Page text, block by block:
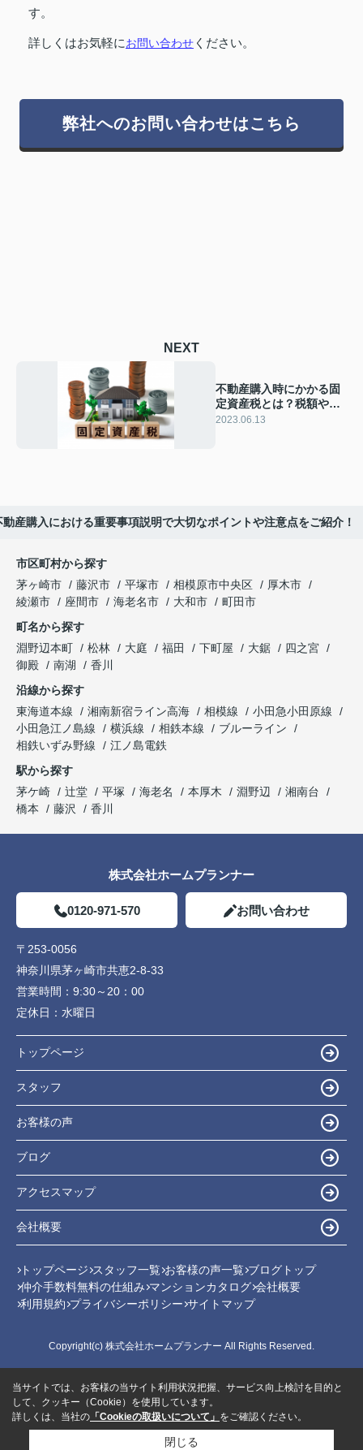
す。
詳しくはお気軽にお問い合わせ ください。
弊社へのお問い合わせはこちら
NEXT
不動産購入時にかかる固
定資産税とは？税額や支
払い時期を解説！
2023.06.13
動産購入における重要事項説明で大切なポイントや注意点をご紹介！
市区町村から探す
茅ヶ崎市
藤沢市 平塚市 相模原市中央区
厚木市
綾瀬市
座間市 海老名市 大和市
町田市
町名から探す
淵野辺本町
松林 大庭 福田 下町屋 大鋸
四之宮
御殿
南湖
香川
沿線から探す
東海道本線
湘南新宿ライン高海 相模線
小田急小田原線
小田急江ノ島線
横浜線 相鉄本線
ブルーライン
相鉄いずみ野線
江ノ島電鉄
駅から探す
茅ケ崎
辻堂 平塚 海老名 本厚木 淵野辺
湘南台
橋本
藤沢 香川
株式会社ホームプランナー
0120-971-570 お問い合わせ
〒253-0056
神奈川県茅ヶ崎市共恵2-8-33
営業時間： 9:30～20：00
定休日： 水曜日
トップページ
スタッフ
お客様の声
ブログ
アクセスマップ
会社概要
トップページ スタッフ一覧 お客様の声一覧 ブログトップ
仲介手数料無料の仕組み マンションカタログ 会社概要
利用規約 プライバシーポリシー サイトマップ
Copyright(c) 株式会社ホームプランナー All Rights Reserved.
当サイトでは、お客様の当サイト利用状況把握、サービス向上検討を目的と
して、クッキー（Cookie）を使用しています。
詳しくは、当社の 「Cookieの取扱いについて」 をご確認ください。
閉じる